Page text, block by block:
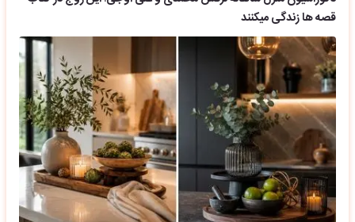
قصه ها زندگی میکنند